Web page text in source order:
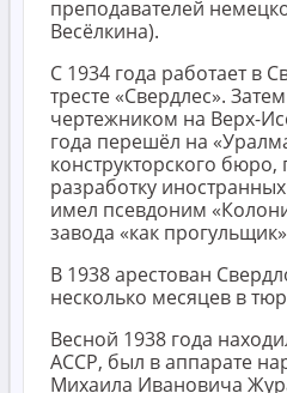
преподавателей
Весёлкина).
С 1934 года работает в
тресте «Свердлес».
чертежником на Верх-
года перешёл на
конструкторского
разработку
имел псевдоним
завода «как
В 1938 арестован
несколько месяцев в
Весной 1938 года
АССР, был в аппарате
Михаила Ивановича